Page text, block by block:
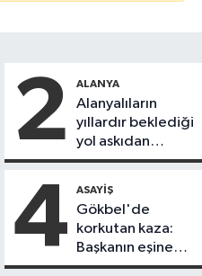
2 ALANYA
Alanyalıların
yıllardır beklediği
yol askıdan
döndü
4 ASAYIŞ
Gökbel'de
korkutan kaza:
Başkanın eşine
motosiklet çarptı